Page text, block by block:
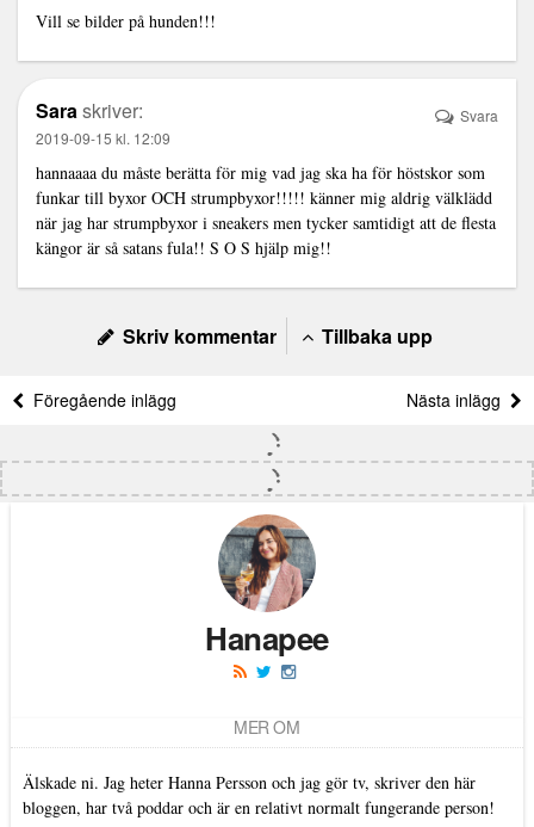
Vill se bilder på hunden!!!
Saraskriver:
2019-09-15 kl. 12:09
hannaaaa du måste berätta för mig vad jag ska ha för höstskor som
funkar till byxor OCH strumpbyxor!!!!! känner mig aldrig välklädd
när jag har strumpbyxor i sneakers men tycker samtidigt att de flesta
kängor är så satans fula!! S O S hjälp mig!!
Svara
Skriv kommentar Tillbaka upp
Föregående inlägg Nästa inlägg
Hanapee
MER OM
Älskade ni. Jag heter Hanna Persson och jag gör tv, skriver den här
bloggen, har två poddar och är en relativt normalt fungerande person!